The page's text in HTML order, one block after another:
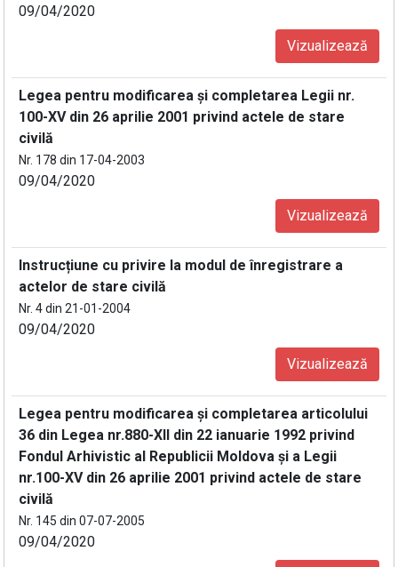
09/04/2020
Vizualizează
Legea pentru modificarea şi completarea Legii nr.
100-XV din 26 aprilie 2001 privind actele de stare
civilă
Nr. 178 din 17-04-2003
09/04/2020
Vizualizează
Instrucțiune cu privire la modul de înregistrare a
actelor de stare civilă
Nr. 4 din 21-01-2004
09/04/2020
Vizualizează
Legea pentru modificarea şi completarea articolului
36 din Legea nr.880-XII din 22 ianuarie 1992 privind
Fondul Arhivistic al Republicii Moldova şi a Legii
nr.100-XV din 26 aprilie 2001 privind actele de stare
civilă
Nr. 145 din 07-07-2005
09/04/2020